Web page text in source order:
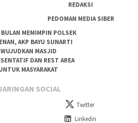
REDAKSI
PEDOMAN MEDIA SIBER
BULAN MEMIMPIN POLSEK
AKP BAYU SUNARTI
WUJUDKAN MASJID
DAN REST AREA
MASYARAKAT
SOCIAL
Twitter
Linkedin